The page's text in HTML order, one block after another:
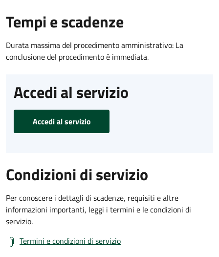
Tempi e scadenze
Durata massima del procedimento amministrativo: La
conclusione del procedimento è immediata.
Accedi al servizio
Accedi al servizio
Condizioni di servizio
Per conoscere i dettagli di scadenze, requisiti e altre
informazioni importanti, leggi i termini e le condizioni di
servizio.
Termini e condizioni di servizio